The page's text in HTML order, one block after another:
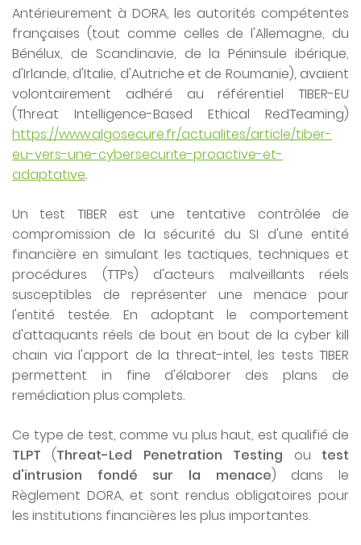
Antérieurement à DORA, les autorités compétentes
françaises (tout comme celles de l'Allemagne, du
Bénélux, de Scandinavie, de la Péninsule ibérique,
d'Irlande, d'Italie, d'Autriche et de Roumanie), avaient
volontairement adhéré au référentiel TIBER-EU
(Threat Intelligence-Based Ethical RedTeaming)
https://www.algosecure.fr/actualites/article/tiber-
eu-vers-une-cybersecurite-proactive-et-
adaptative.
Un test TIBER est une tentative contrôlée de
compromission de la sécurité du SI d'une entité
financière en simulant les tactiques, techniques et
procédures (TTPs) d'acteurs malveillants réels
susceptibles de représenter une menace pour
l'entité testée. En adoptant le comportement
d'attaquants réels de bout en bout de la cyber kill
chain via l'apport de la threat-intel, les tests TIBER
permettent in fine d'élaborer des plans de
remédiation plus complets.
Ce type de test, comme vu plus haut, est qualifié de
TLPT (Threat-Led Penetration Testing ou test
d'intrusion fondé sur la menace) dans le
Règlement DORA, et sont rendus obligatoires pour
les institutions financières les plus importantes.